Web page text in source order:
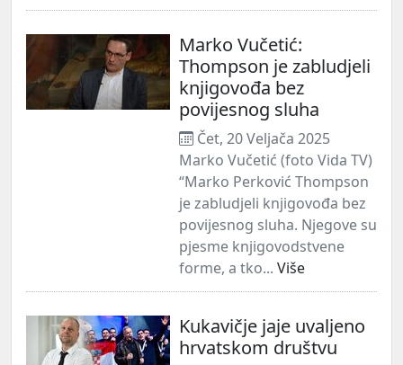
Marko Vučetić:
Thompson je zabludjeli
knjigovođa bez
povijesnog sluha
Čet, 20 Veljača 2025
Marko Vučetić (foto Vida TV)
“Marko Perković Thompson
je zabludjeli knjigovođa bez
povijesnog sluha. Njegove su
pjesme knjigovodstvene
forme, a tko... Više
Kukavičje jaje uvaljeno
hrvatskom društvu